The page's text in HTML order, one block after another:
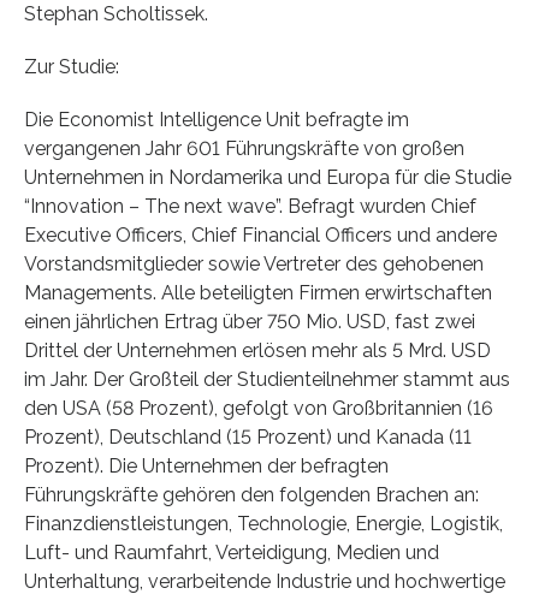
Stephan Scholtissek.
Zur Studie:
Die Economist Intelligence Unit befragte im
vergangenen Jahr 601 Führungskräfte von großen
Unternehmen in Nordamerika und Europa für die Studie
“Innovation – The next wave”. Befragt wurden Chief
Executive Officers, Chief Financial Officers und andere
Vorstandsmitglieder sowie Vertreter des gehobenen
Managements. Alle beteiligten Firmen erwirtschaften
einen jährlichen Ertrag über 750 Mio. USD, fast zwei
Drittel der Unternehmen erlösen mehr als 5 Mrd. USD
im Jahr. Der Großteil der Studienteilnehmer stammt aus
den USA (58 Prozent), gefolgt von Großbritannien (16
Prozent), Deutschland (15 Prozent) und Kanada (11
Prozent). Die Unternehmen der befragten
Führungskräfte gehören den folgenden Brachen an:
Finanzdienstleistungen, Technologie, Energie, Logistik,
Luft- und Raumfahrt, Verteidigung, Medien und
Unterhaltung, verarbeitende Industrie und hochwertige